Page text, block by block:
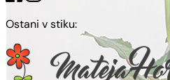
Ostani v stiku: